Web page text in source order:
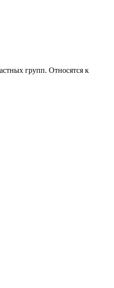
групп. Относятся к